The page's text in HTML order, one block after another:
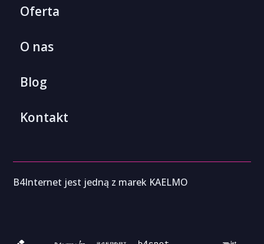
Oferta
O nas
Blog
Kontakt
B4Internet jest jedną z marek KAELMO